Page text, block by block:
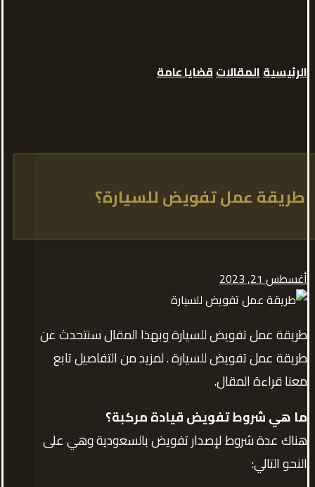
الرئيسيةالمقالاتقضايا عامة
طريقة عمل تفويض للسيارة؟
أغسطس 21, 2023
طريقة عمل تفويض للسيارة وبهذا المقال سنتحدث عن
طريقة عمل تفويض للسيارة . لمزيد من التفاصيل تابع
معنا قراءة المقال.
ما هي شروط تفويض قيادة مركبة؟
هناك عدة شروط لإصدار تفويض بالسعودية وهي على
النحو التالي: